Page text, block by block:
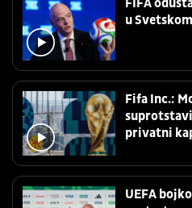
FIFA
u
Fifa Inc.:
privatni
UEFA